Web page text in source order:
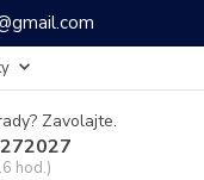
Zavolajte.
hod.)